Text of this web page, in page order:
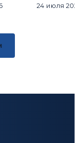
24 июля